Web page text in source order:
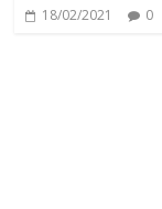
18/02/2021 0